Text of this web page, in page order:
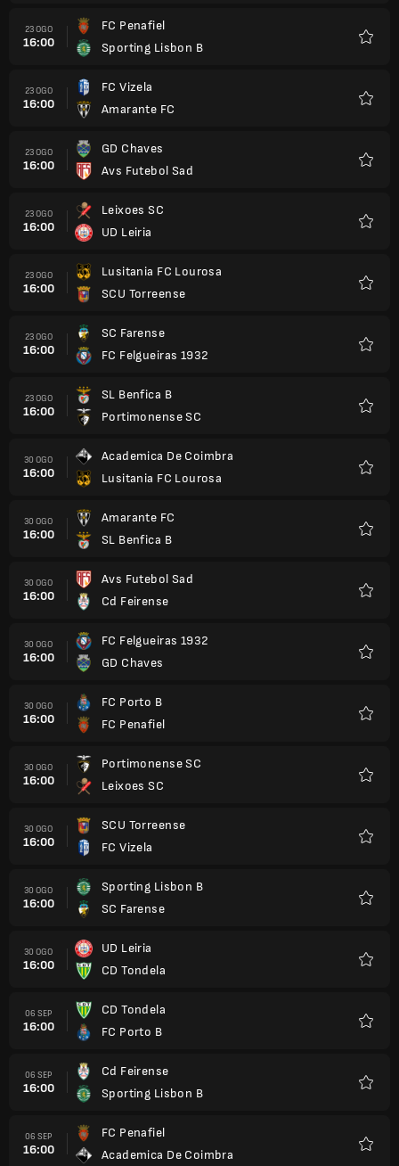
23 OGO
16:00
FC Penafiel
Sporting Lisbon B
23 OGO
16:00
FC Vizela
Amarante FC
23 OGO
16:00
GD Chaves
Avs Futebol Sad
23 OGO
16:00
Leixoes SC
UD Leiria
23 OGO
16:00
Lusitania FC Lourosa
SCU Torreense
23 OGO
16:00
SC Farense
FC Felgueiras 1932
23 OGO
16:00
SL Benfica B
Portimonense SC
30 OGO
16:00
Academica De Coimbra
Lusitania FC Lourosa
30 OGO
16:00
Amarante FC
SL Benfica B
30 OGO
16:00
Avs Futebol Sad
Cd Feirense
30 OGO
16:00
FC Felgueiras 1932
GD Chaves
30 OGO
16:00
FC Porto B
FC Penafiel
30 OGO
16:00
Portimonense SC
Leixoes SC
30 OGO
16:00
SCU Torreense
FC Vizela
30 OGO
16:00
Sporting Lisbon B
SC Farense
30 OGO
16:00
UD Leiria
CD Tondela
06 SEP
16:00
CD Tondela
FC Porto B
06 SEP
16:00
Cd Feirense
Sporting Lisbon B
06 SEP
16:00
FC Penafiel
Academica De Coimbra